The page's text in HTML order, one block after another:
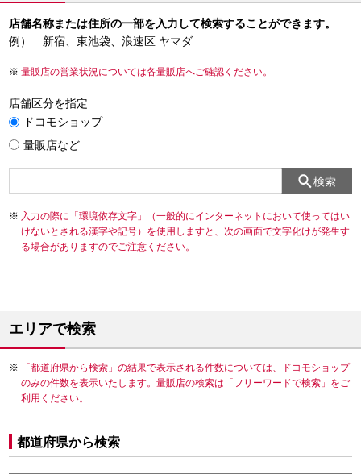
店舗名称または住所の一部を入力して検索することができます。
例） 新宿、東池袋、浪速区 ヤマダ
量販店の営業状況については各量販店へご確認ください。
店舗区分を指定
ドコモショップ
量販店など
検索
入力の際に「環境依存文字」（一般的にインターネットにおいて使ってはい
けないとされる漢字や記号）を使用しますと、次の画面で文字化けが発生す
る場合がありますのでご注意ください。
エリアで検索
「都道府県から検索」の結果で表示される件数については、ドコモショップ
のみの件数を表示いたします。量販店の検索は「フリーワードで検索」をご
利用ください。
都道府県から検索